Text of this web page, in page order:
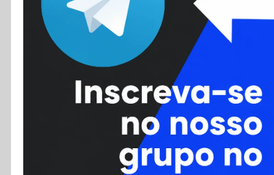
Colunas
Colaboradores
Cursos
Enviar Dica